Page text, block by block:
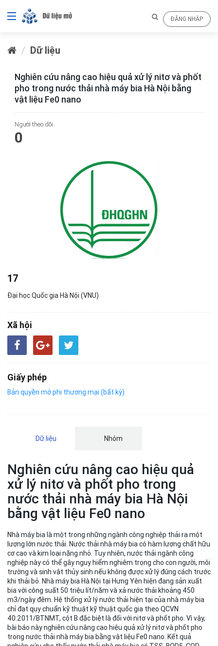
ĐĂNG NHẬP
Dữ liệu
Nghiên cứu nâng cao hiệu quả xử lý nitơ và phốt
pho trong nước thải nhà máy bia Hà Nội bằng
vật liệu Fe0 nano
Người theo dõi
0
17
Đại học Quốc gia Hà Nội (VNU)
Xã hội
Giấy phép
Bản quyền mở phi thương mại (bất kỳ)
Dữ liệu Nhóm
Nghiên cứu nâng cao hiệu quả
xử lý nitơ và phốt pho trong
nước thải nhà máy bia Hà Nội
bằng vật liệu Fe0 nano
Nhà máy bia là một trong những ngành công nghiệp thải ra một
lượng lớn nước thải. Nước thải nhà máy bia có hàm lượng chất hữu
cơ cao và kim loại nặng nhỏ. Tuy nhiên, nước thải ngành công
nghiệp này có thể gây nguy hiểm nghiêm trọng cho con người, môi
trường và sinh vật thủy sinh nếu không được xử lý đúng cách trước
khi thải bỏ. Nhà máy bia Hà Nội tại Hưng Yên hiện đang sản xuất
bia với công suất 50 triệu lít/năm và xả nước thải khoảng 450
m3/ngày đêm. Hệ thống xử lý nước thải hiện tại của nhà máy bia
chỉ đạt quy chuẩn kỹ thuật kỹ thuật quốc gia theo QCVN
40:2011/BTNMT, cột B đặc biệt là đối với nitơ và phốt pho. Vì vậy,
bài báo này nghiên cứu nâng cao hiệu quả xử lý nitơ và phốt pho
trong nước thải nhà máy bia bằng vật liệu Fe0 nano. Kết quả